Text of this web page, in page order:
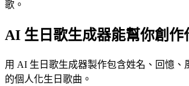
歌。
AI 生日歌生成器能幫你創作
用 AI 生日歌生成器製作包含姓名、回憶、
的個人化生日歌曲。